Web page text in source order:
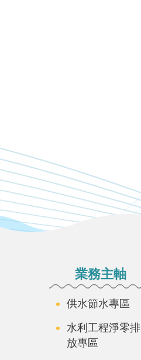
業務主軸
供水節水專區
水利工程淨零排
放專區